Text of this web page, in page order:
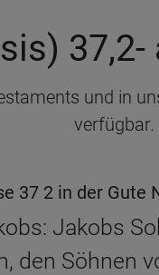
37,2-
und in
verfügbar.
37 2 in der Gute
Jakobs
den Söhnen